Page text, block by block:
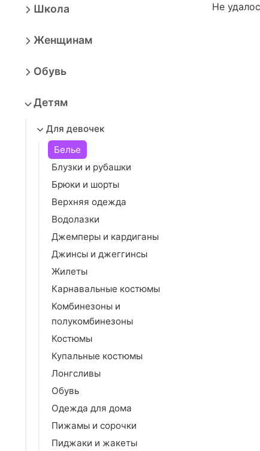
Школа
Женщинам
Обувь
Детям
Для девочек
Белье
Блузки и рубашки
Брюки и шорты
Верхняя одежда
Водолазки
Джемперы и кардиганы
Джинсы и джеггинсы
Жилеты
Карнавальные костюмы
Комбинезоны и
полукомбинезоны
Костюмы
Купальные костюмы
Лонгсливы
Обувь
Одежда для дома
Пижамы и сорочки
Пиджаки и жакеты
Не